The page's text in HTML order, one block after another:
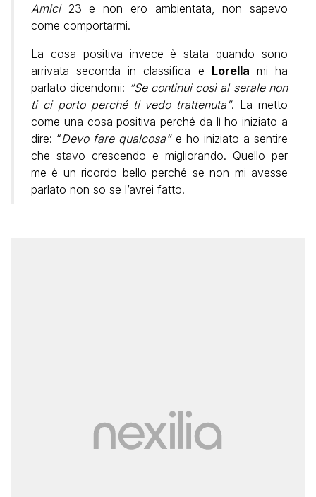
Amici23 e non ero ambientata, non sapevo
come comportarmi.
La cosa positiva invece è stata quando sono
arrivata seconda in classifica e Lorella mi ha
parlato dicendomi: “Se continui così al serale non
ti ci porto perché ti vedo trattenuta”. La metto
come una cosa positiva perché da lì ho iniziato a
dire: “Devo fare qualcosa”e ho iniziato a sentire
che stavo crescendo e migliorando. Quello per
me è un ricordo bello perché se non mi avesse
parlato non so se l’avrei fatto.